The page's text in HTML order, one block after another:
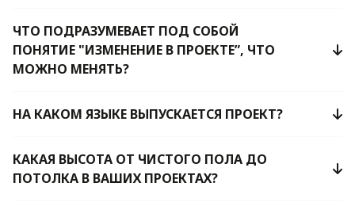
ЧТО ПОДРАЗУМЕВАЕТ ПОД СОБОЙ
ПОНЯТИЕ "ИЗМЕНЕНИЕ В ПРОЕКТЕ”, ЧТО
МОЖНО МЕНЯТЬ?
НА КАКОМ ЯЗЫКЕ ВЫПУСКАЕТСЯ ПРОЕКТ?
КАКАЯ ВЫСОТА ОТ ЧИСТОГО ПОЛА ДО
ПОТОЛКА В ВАШИХ ПРОЕКТАХ?